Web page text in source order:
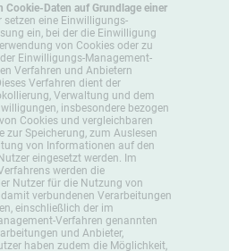
Cookie-Daten auf Grundlage einer
setzen eine Einwilligungs-
ein, bei der die Einwilligung
von Cookies oder zu
Einwilligungs-Management-
Verfahren und Anbietern
Verfahren dient der
Verwaltung und dem
insbesondere bezogen
Cookies und vergleichbaren
zur Speicherung, zum Auslesen
von Informationen auf den
eingesetzt werden. Im
werden die
Nutzer für die Nutzung von
verbundenen Verarbeitungen
einschließlich der im
Verfahren genannten
und Anbieter,
haben zudem die Möglichkeit,